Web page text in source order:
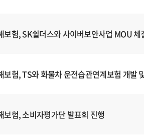
보험, SK쉴더스와 사이버보안사업 MOU 체
보험, TS와 화물차 운전습관연계보험 개발
보험, 소비자평가단 발표회 진행